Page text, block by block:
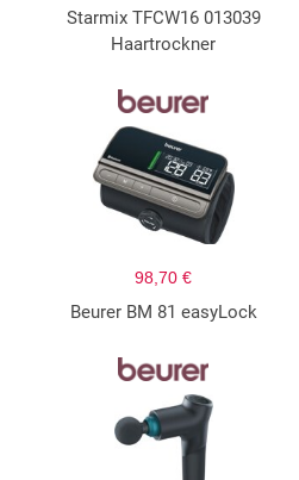
Starmix TFCW16 013039
Haartrockner
98,70 €
Beurer BM 81 easyLock